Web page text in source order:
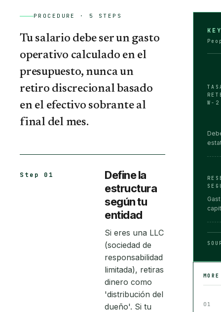
PROCEDURE · 5 STEPS
Tu salario debe ser un gasto
operativo calculado en el
presupuesto, nunca un
retiro discrecional basado
en el efectivo sobrante al
final del mes.
Step 01
Define la
estructura
según tu
entidad
Si eres una LLC
(sociedad de
responsabilidad
limitada), retiras
dinero como
'distribución del
dueño'. Si tu
W-2
01